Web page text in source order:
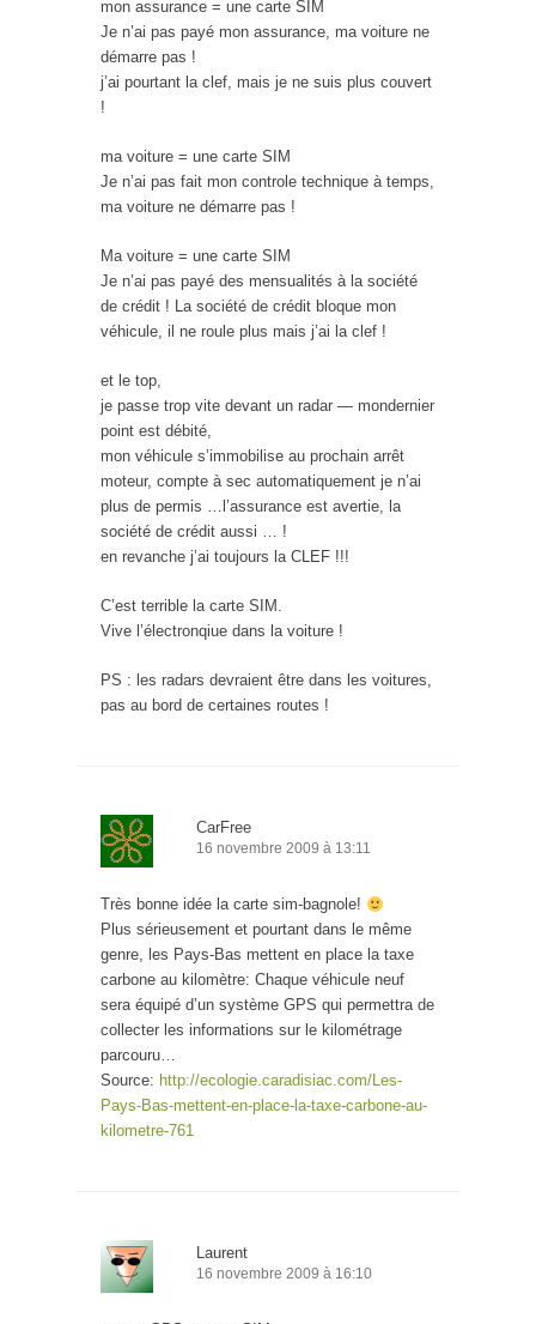
mon assurance = une carte SIM
Je n’ai pas payé mon assurance, ma voiture ne
démarre pas !
j’ai pourtant la clef, mais je ne suis plus couvert
!
ma voiture = une carte SIM
Je n’ai pas fait mon controle technique à temps,
ma voiture ne démarre pas !
Ma voiture = une carte SIM
Je n’ai pas payé des mensualités à la société
de crédit ! La société de crédit bloque mon
véhicule, il ne roule plus mais j’ai la clef !
et le top,
je passe trop vite devant un radar — mondernier
point est débité,
mon véhicule s’immobilise au prochain arrêt
moteur, compte à sec automatiquement je n’ai
plus de permis …l’assurance est avertie, la
société de crédit aussi … !
en revanche j’ai toujours la CLEF !!!
C’est terrible la carte SIM.
Vive l’électronqiue dans la voiture !
PS : les radars devraient être dans les voitures,
pas au bord de certaines routes !
CarFree
16 novembre 2009 à 13:11
Très bonne idée la carte sim-bagnole!
Plus sérieusement et pourtant dans le même
genre, les Pays-Bas mettent en place la taxe
carbone au kilomètre: Chaque véhicule neuf
sera équipé d’un système GPS qui permettra de
collecter les informations sur le kilométrage
parcouru…
Source: http://ecologie.caradisiac.com/Les-
Pays-Bas-mettent-en-place-la-taxe-carbone-au-
kilometre-761
Laurent
16 novembre 2009 à 16:10